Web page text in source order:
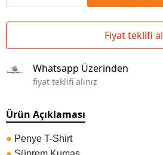
Fiyat teklifi al
Whatsapp Üzerinden
fiyat teklifi alınız
Ürün Açıklaması
● Penye T-Shirt